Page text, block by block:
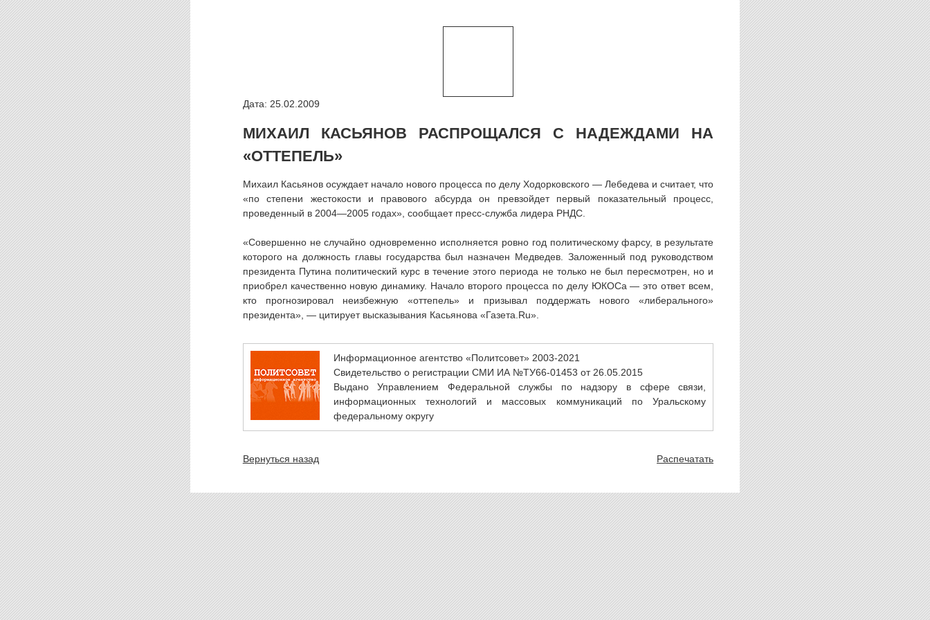
Дата: 25.02.2009
МИХАИЛ КАСЬЯНОВ РАСПРОЩАЛСЯ С НАДЕЖДАМИ НА
«ОТТЕПЕЛЬ»
Михаил Касьянов осуждает начало нового процесса по делу Ходорковского — Лебедева и считает, что
«по степени жестокости и правового абсурда он превзойдет первый показательный процесс,
проведенный в 2004—2005 годах», сообщает пресс-служба лидера РНДС.
«Совершенно не случайно одновременно исполняется ровно год политическому фарсу, в результате
которого на должность главы государства был назначен Медведев. Заложенный под руководством
президента Путина политический курс в течение этого периода не только не был пересмотрен, но и
приобрел качественно новую динамику. Начало второго процесса по делу ЮКОСа — это ответ всем,
кто прогнозировал неизбежную «оттепель» и призывал поддержать нового «либерального»
президента», — цитирует высказывания Касьянова «Газета.Ru».
Информационное агентство «Политсовет» 2003-2021
Свидетельство о регистрации СМИ ИА №ТУ66-01453 от 26.05.2015
Выдано Управлением Федеральной службы по надзору в сфере связи,
информационных технологий и массовых коммуникаций по Уральскому
федеральному округу
Вернуться назад Распечатать